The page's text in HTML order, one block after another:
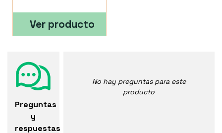
Ver producto
Preguntas
y
respuestas
No hay preguntas para este
producto